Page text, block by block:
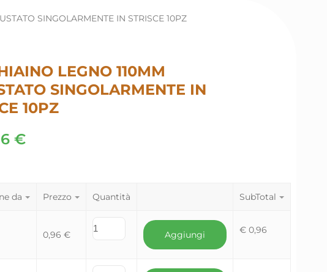
SINGOLARMENTE IN STRISCE 10PZ
LEGNO 110MM
SINGOLARMENTE IN
10PZ
€
da Prezzo Quantità SubTotal
0,96€ Aggiungi €0,96